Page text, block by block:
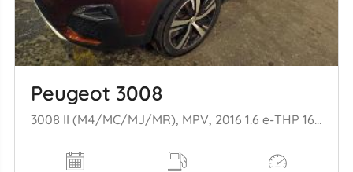
Peugeot 3008
3008 II (M4/MC/MJ/MR), MPV, 2016 1.6 e-THP 165 16V